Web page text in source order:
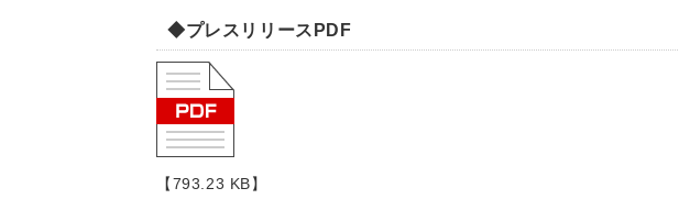
◆プレスリリースPDF
【793.23 KB】